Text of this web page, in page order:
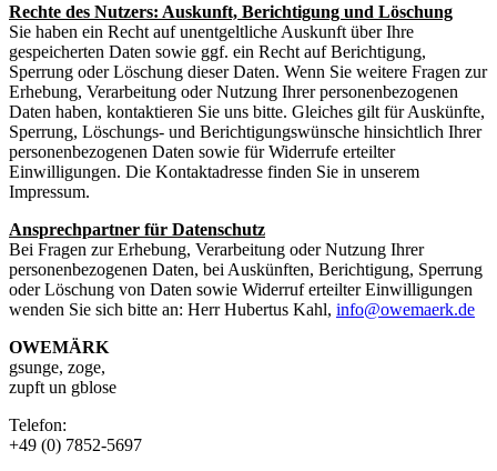
Rechte des Nutzers: Auskunft, Berichtigung und Löschung
Sie haben ein Recht auf unentgeltliche Auskunft über Ihre
gespeicherten Daten sowie ggf. ein Recht auf Berichtigung,
Sperrung oder Löschung dieser Daten. Wenn Sie weitere Fragen zur
Erhebung, Verarbeitung oder Nutzung Ihrer personenbezogenen
Daten haben, kontaktieren Sie uns bitte. Gleiches gilt für Auskünfte,
Sperrung, Löschungs- und Berichtigungswünsche hinsichtlich Ihrer
personenbezogenen Daten sowie für Widerrufe erteilter
Einwilligungen. Die Kontaktadresse finden Sie in unserem
Impressum.
Ansprechpartner für Datenschutz
Bei Fragen zur Erhebung, Verarbeitung oder Nutzung Ihrer
personenbezogenen Daten, bei Auskünften, Berichtigung, Sperrung
oder Löschung von Daten sowie Widerruf erteilter Einwilligungen
wenden Sie sich bitte an: Herr Hubertus Kahl, info@owemaerk.de
OWEMÄRK
gsunge, zoge,
zupft un gblose
Telefon:
+49 (0) 7852-5697